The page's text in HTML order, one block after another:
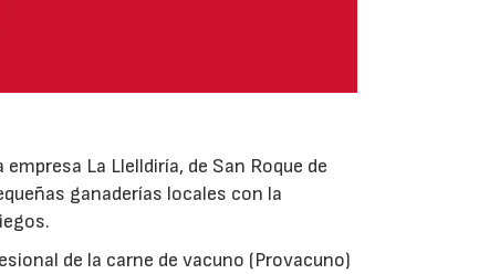
empresa La Llelldiría, de San Roque de
ganaderías locales con la
de la carne de vacuno (Provacuno)